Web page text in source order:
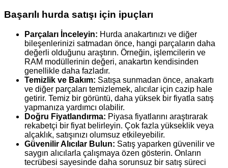
Başarılı hurda satışı için ipuçları
Parçaları İnceleyin: Hurda anakartınızı ve diğer
bileşenlerinizi satmadan önce, hangi parçaların daha
değerli olduğunu araştırın. Örneğin, işlemcilerin ve
RAM modüllerinin değeri, anakartın kendisinden
genellikle daha fazladır.
Temizlik ve Bakım: Satışa sunmadan önce, anakartı
ve diğer parçaları temizlemek, alıcılar için cazip hale
getirir. Temiz bir görüntü, daha yüksek bir fiyatla satış
yapmanıza yardımcı olabilir.
Doğru Fiyatlandırma: Piyasa fiyatlarını araştırarak
rekabetçi bir fiyat belirleyin. Çok fazla yükseklik veya
alçaklık, satışınızı olumsuz etkileyebilir.
Güvenilir Alıcılar Bulun: Satış yaparken güvenilir ve
saygın alıcılarla çalışmaya özen gösterin. Onların
tecrübesi sayesinde daha sorunsuz bir satış süreci